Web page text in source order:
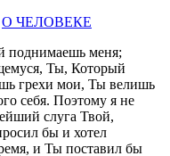
О ЧЕЛОВЕКЕ
поднимаешь меня;
Ты, Который
грехи мои, Ты велишь
себя. Поэтому я не
слуга Твой,
бы и хотел
и Ты поставил бы